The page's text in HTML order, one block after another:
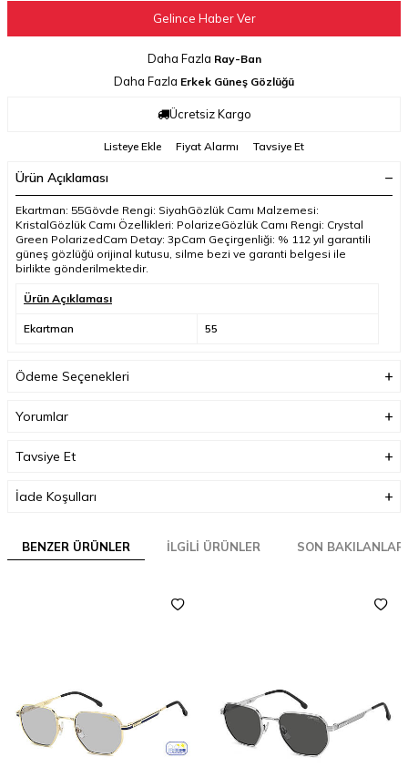
Gelince Haber Ver
Daha Fazla Ray-Ban
Daha Fazla Erkek Güneş Gözlüğü
Ücretsiz Kargo
Listeye Ekle Fiyat Alarmı Tavsiye Et
Ürün Açıklaması
Ekartman: 55Gövde Rengi: SiyahGözlük Camı Malzemesi:
KristalGözlük Camı Özellikleri: PolarizeGözlük Camı Rengi: Crystal
Green PolarizedCam Detay: 3pCam Geçirgenliği: % 112 yıl garantili
güneş gözlüğü orijinal kutusu, silme bezi ve garanti belgesi ile
birlikte gönderilmektedir.
Ürün Açıklaması
Ekartman 55
Ödeme Seçenekleri
Yorumlar
Tavsiye Et
İade Koşulları
BENZER ÜRÜNLER İLGILI ÜRÜNLER SON BAKILANLAR